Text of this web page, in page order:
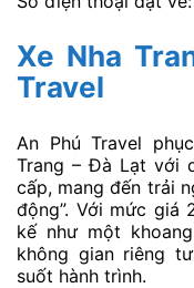
Xe Nha
Travel
An Phú Travel
Trang – Đà Lạt với
cấp, mang đến trải
động”. Với mức giá
kế như một
không gian riêng
suốt hành trình.